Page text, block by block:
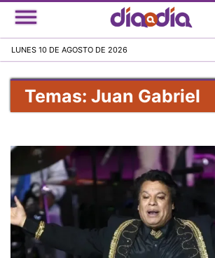
Pasar
al
principal
LUNES 10 DE AGOSTO DE 2026
Temas: Juan Gabriel